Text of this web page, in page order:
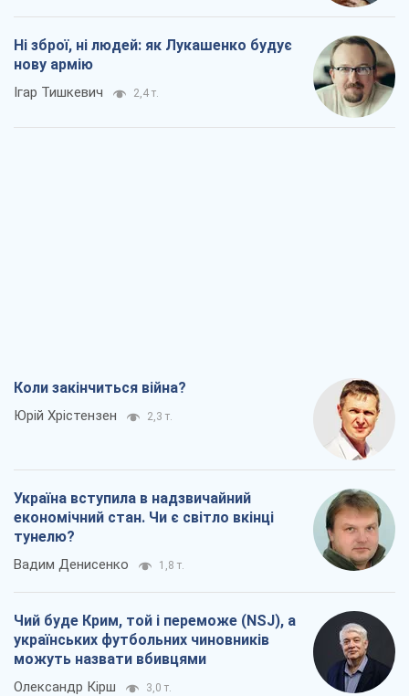
Ні зброї, ні людей: як Лукашенко будує
нову армію
Ігар Тишкевич 2,4 т.
Коли закінчиться війна?
Юрій Хрістензен 2,3 т.
Україна вступила в надзвичайний
економічний стан. Чи є світло вкінці
тунелю?
Вадим Денисенко 1,8 т.
Чий буде Крим, той і переможе (NSJ), а
українських футбольних чиновників
можуть назвати вбивцями
Олександр Кірш 3,0 т.